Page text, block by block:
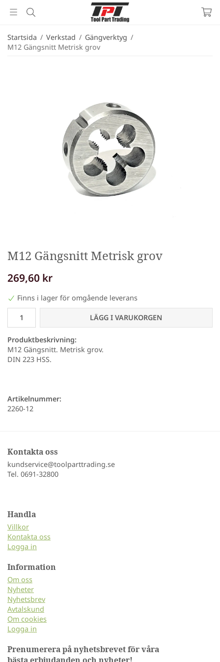
Startsida / Verkstad / Gängverktyg /
M12 Gängsnitt Metrisk grov
M12 Gängsnitt Metrisk grov
269,60 kr
Finns i lager för omgående leverans
LÄGG I VARUKORGEN
Produktbeskrivning:
M12 Gängsnitt. Metrisk grov.
DIN 223 HSS.
Artikelnummer:
2260-12
Kontakta oss
kundservice@toolparttrading.se
Tel. 0691-32800
Handla
Villkor
Kontakta oss
Logga in
Information
Om oss
Nyheter
Nyhetsbrev
Avtalskund
Om cookies
Logga in
Prenumerera på nyhetsbrevet för våra